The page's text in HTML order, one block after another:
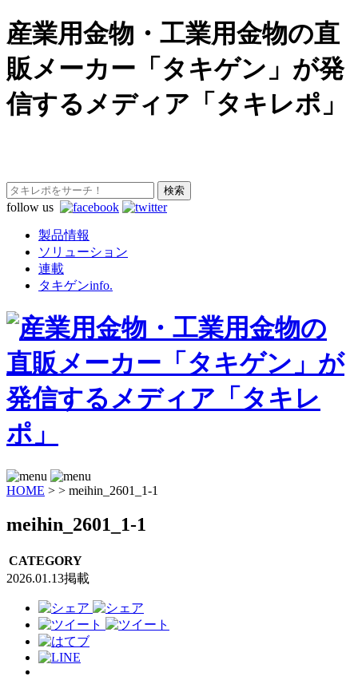
産業用金物・工業用金物の直
販メーカー「タキゲン」が発
信するメディア「タキレポ」
follow us
製品情報
ソリューション
連載
タキゲンinfo.
HOME > > meihin_2601_1-1
meihin_2601_1-1
CATEGORY
2026.01.13掲載